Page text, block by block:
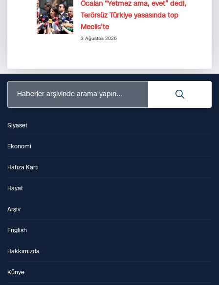
Öcalan “Yetmez ama, evet” dedi,
Terörsüz Türkiye yasasında top
Meclis’te
3 Ağustos 2026
Haberler arşivinde arama yapın...
Siyaset
Ekonomi
Hafıza Kartı
Hayat
Arşiv
English
Hakkımızda
Künye